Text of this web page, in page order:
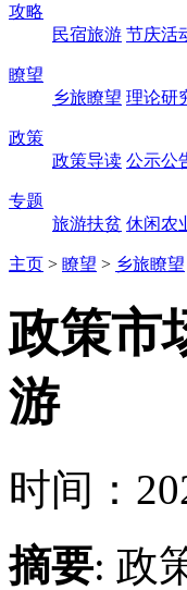
攻略
民宿旅游 节庆活
瞭望
乡旅瞭望 理论研
政策
政策导读 公示公
专题
旅游扶贫 休闲农
主页 > 瞭望 > 乡旅瞭望
政策市
游
时间：
摘要: 政